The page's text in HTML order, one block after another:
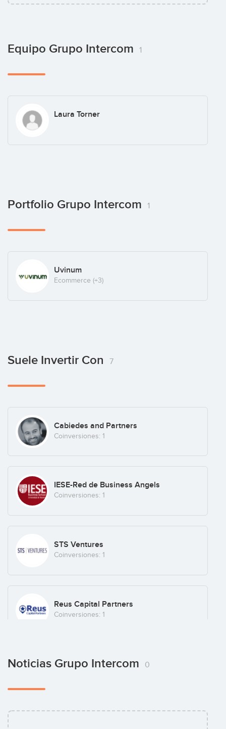
Equipo Grupo Intercom 1
Laura Torner
Portfolio Grupo Intercom 1
Uvinum
Ecommerce (+3)
Suele Invertir Con 7
Cabiedes and Partners
Coinversiones: 1
IESE-Red de Business Angels
Coinversiones: 1
STS Ventures
Coinversiones: 1
Reus Capital Partners
Coinversiones: 1
Albert Armengol
Noticias Grupo Intercom 0